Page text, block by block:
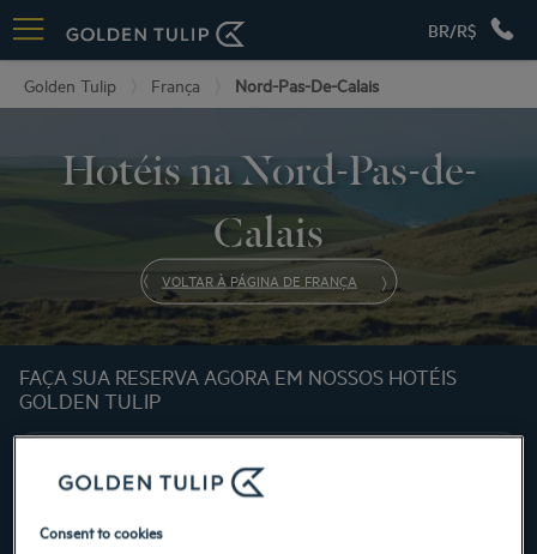
BR/R$
Golden Tulip França Nord-Pas-De-Calais
Hotéis na Nord-Pas-de-
Calais
VOLTAR À PÁGINA DE FRANÇA
FAÇA SUA RESERVA AGORA EM NOSSOS HOTÉIS
GOLDEN TULIP
Consent to cookies